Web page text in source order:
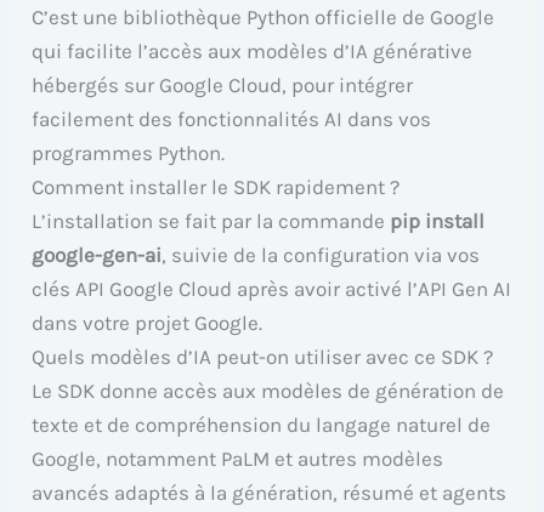
C’est une bibliothèque Python officielle de Google
qui facilite l’accès aux modèles d’IA générative
hébergés sur Google Cloud, pour intégrer
facilement des fonctionnalités AI dans vos
programmes Python.
Comment installer le SDK rapidement ?
L’installation se fait par la commande pip install
google-gen-ai, suivie de la configuration via vos
clés API Google Cloud après avoir activé l’API Gen AI
dans votre projet Google.
Quels modèles d’IA peut-on utiliser avec ce SDK ?
Le SDK donne accès aux modèles de génération de
texte et de compréhension du langage naturel de
Google, notamment PaLM et autres modèles
avancés adaptés à la génération, résumé et agents